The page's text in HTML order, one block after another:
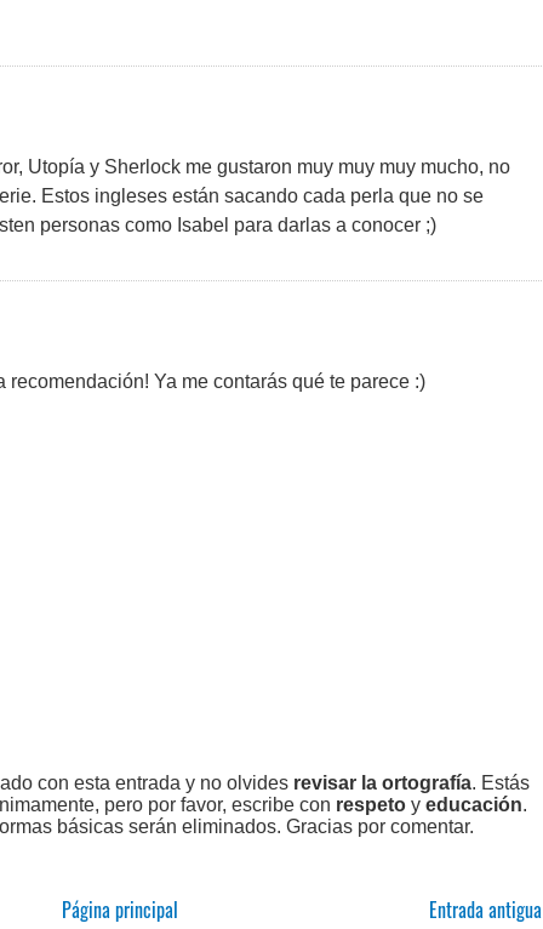
Utopía y Sherlock me gustaron muy muy muy mucho, no
Estos ingleses están sacando cada perla que no se
personas como Isabel para darlas a conocer ;)
recomendación! Ya me contarás qué te parece :)
con esta entrada y no olvides revisar la ortografía. Estás
pero por favor, escribe con respeto y educación.
básicas serán eliminados. Gracias por comentar.
Entrada antigua
Página principal